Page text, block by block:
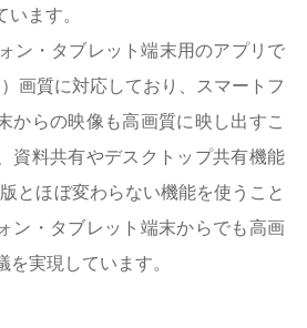
ます。
ン・タブレット端末用のアプリで
画質に対応しており、スマートフ
からの映像も高画質に映し出すこ
資料共有やデスクトップ共有機能
とほぼ変わらない機能を使うこと
ン・タブレット端末からでも高画
を実現しています。